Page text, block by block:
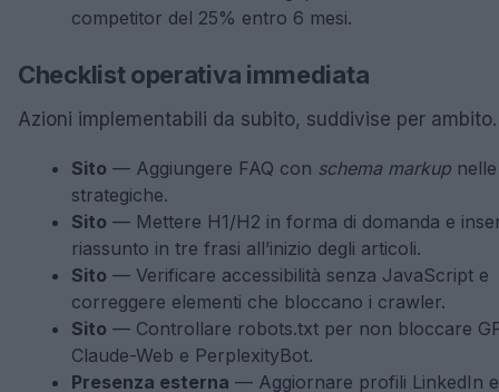
competitor del 25% entro 6 mesi.
Checklist operativa immediata
Azioni implementabili da subito, suddivise per ambito.
Sito — Aggiungere FAQ con schema markup
strategiche.
Sito — Mettere H1/H2 in forma di domanda e
riassunto in tre frasi all’inizio degli articoli.
Sito — Verificare accessibilità senza JavaScript e
correggere elementi che bloccano i crawler.
Sito — Controllare robots.txt per non bloccare
Claude-Web e PerplexityBot.
Presenza esterna — Aggiornare profili LinkedIn e